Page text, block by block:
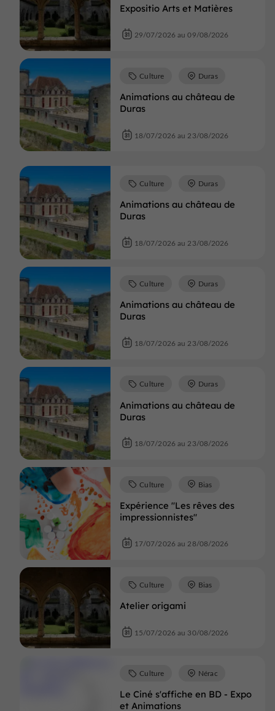
Expositio Arts et Matières
29/07/2026 au 09/08/2026
Animations au château de
Duras
Culture Duras
18/07/2026 au 23/08/2026
Animations au château de
Duras
Culture Duras
18/07/2026 au 23/08/2026
Animations au château de
Duras
Culture Duras
18/07/2026 au 23/08/2026
Animations au château de
Duras
Culture Duras
18/07/2026 au 23/08/2026
Expérience "Les rêves des
impressionnistes"
Culture Bias
17/07/2026 au 28/08/2026
Atelier origami
Culture Bias
15/07/2026 au 30/08/2026
Le Ciné s'affiche en BD - Expo
et Animations
Culture Nérac